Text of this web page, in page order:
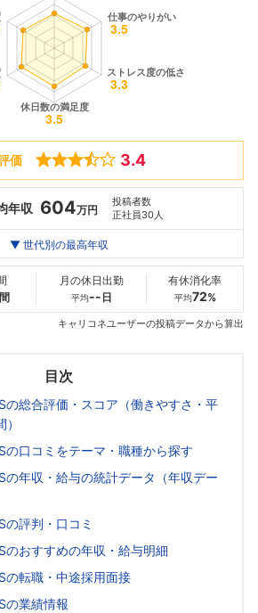
価 3.4
年収 604万円
投稿者数
正社員30人
20代
万
30代
950万
840万
▼ 世代別の最高年収
月の休日出勤
平均-- 日
有休消化率
平均72%
キャリコネユーザーの投稿データから算出
目次
の総合評価・スコア（働きやすさ・平
の口コミをテーマ・職種から探す
の年収・給与の統計データ（年収デー
の評判・口コミ
のおすすめの年収・給与明細
の転職・中途採用面接
の業績情報